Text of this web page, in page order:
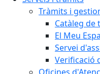
Tràmits i
Catàleg de
El Meu
Servei
Verificació